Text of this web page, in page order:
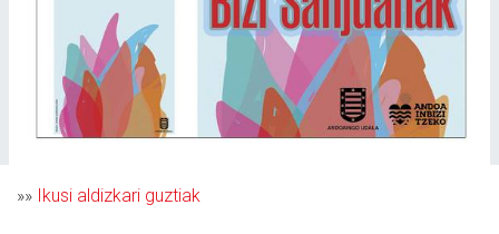
»» Ikusi aldizkari guztiak